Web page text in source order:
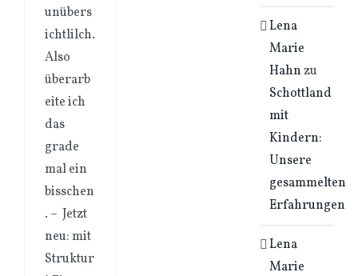
unübers
ichtlilch.
Also
überarb
eite ich
das
grade
mal ein
bisschen
. – Jetzt
neu: mit
Struktur
Lena
Marie
Hahnzu
Schottland
mit
Kindern:
Unsere
gesammelten
Erfahrungen
Lena
Marie